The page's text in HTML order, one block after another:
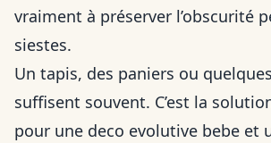
vraiment à préserver l’obscurité
siestes.
Un tapis, des paniers ou
suffisent souvent. C’est la
pour une deco evolutive bebe et